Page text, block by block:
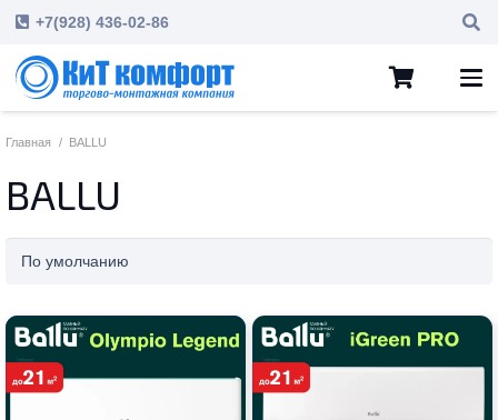
+7(928) 436-02-86
Главная / BALLU
BALLU